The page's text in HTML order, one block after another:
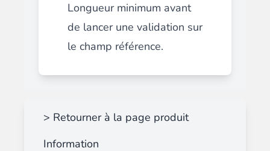
Longueur minimum avant
de lancer une validation sur
le champ référence.
> Retourner à la page produit
Information